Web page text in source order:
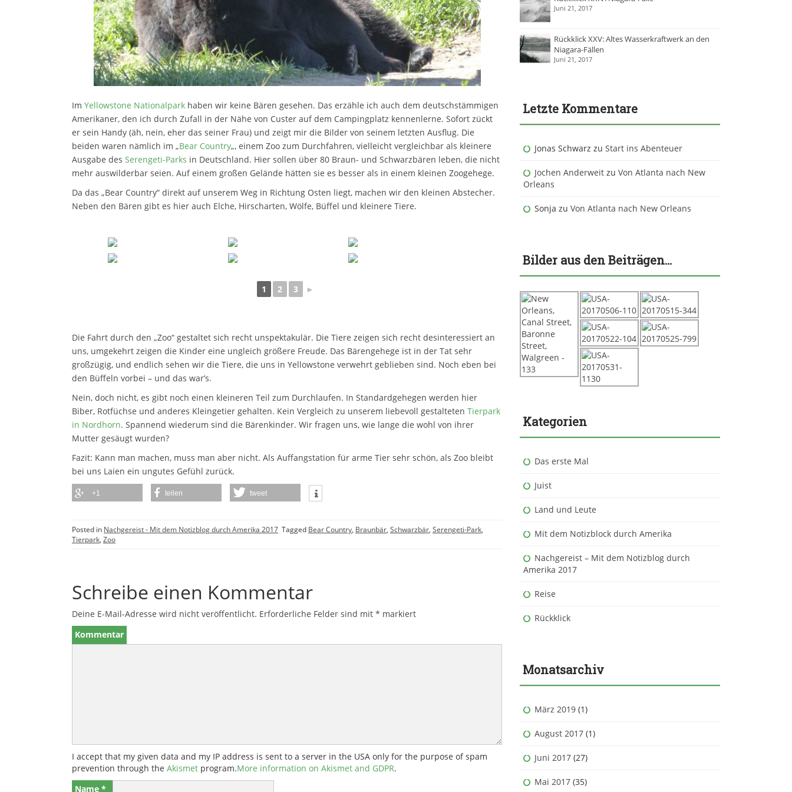
Im Yellowstone Nationalpark haben wir keine Bären gesehen. Das erzähle ich auch dem deutschstämmigen
Amerikaner, den ich durch Zufall in der Nähe von Custer auf dem Campingplatz kennenlerne. Sofort zückt
er sein Handy (äh, nein, eher das seiner Frau) und zeigt mir die Bilder von seinem letzten Ausflug. Die
beiden waren nämlich im „Bear Country„, einem Zoo zum Durchfahren, vielleicht vergleichbar als kleinere
Ausgabe des Serengeti-Parks in Deutschland. Hier sollen über 80 Braun- und Schwarzbären leben, die nicht
mehr auswilderbar seien. Auf einem großen Gelände hätten sie es besser als in einem kleinen Zoogehege.
Da das „Bear Country“ direkt auf unserem Weg in Richtung Osten liegt, machen wir den kleinen Abstecher.
Neben den Bären gibt es hier auch Elche, Hirscharten, Wölfe, Büffel und kleinere Tiere.
1 2 3 ►
Die Fahrt durch den „Zoo“ gestaltet sich recht unspektakulär. Die Tiere zeigen sich recht desinteressiert an
uns, umgekehrt zeigen die Kinder eine ungleich größere Freude. Das Bärengehege ist in der Tat sehr
großzügig, und endlich sehen wir die Tiere, die uns in Yellowstone verwehrt geblieben sind. Noch eben bei
den Büffeln vorbei – und das war’s.
Nein, doch nicht, es gibt noch einen kleineren Teil zum Durchlaufen. In Standardgehegen werden hier
Biber, Rotfüchse und anderes Kleingetier gehalten. Kein Vergleich zu unserem liebevoll gestalteten Tierpark
in Nordhorn. Spannend wiederum sind die Bärenkinder. Wir fragen uns, wie lange die wohl von ihrer
Mutter gesäugt wurden?
Fazit: Kann man machen, muss man aber nicht. Als Auffangstation für arme Tier sehr schön, als Zoo bleibt
bei uns Laien ein ungutes Gefühl zurück.
+1 teilen tweet
Posted in Nachgereist - Mit dem Notizblog durch Amerika 2017 Tagged Bear Country, Braunbär, Schwarzbär, Serengeti-Park,
Tierpark, Zoo
Schreibe einen Kommentar
Deine E-Mail-Adresse wird nicht veröffentlicht. Erforderliche Felder sind mit * markiert
Kommentar
I accept that my given data and my IP address is sent to a server in the USA only for the purpose of spam
prevention through the Akismet program.More information on Akismet and GDPR.
Name *
Juni 21, 2017
Rückklick XXV: Altes Wasserkraftwerk an den
Niagara-Fällen
Juni 21, 2017
Letzte Kommentare
Jonas Schwarz zu Start ins Abenteuer
Jochen Anderweit zu Von Atlanta nach New
Orleans
Sonja zu Von Atlanta nach New Orleans
Bilder aus den Beiträgen…
Kategorien
Das erste Mal
Juist
Land und Leute
Mit dem Notizblock durch Amerika
Nachgereist – Mit dem Notizblog durch
Amerika 2017
Reise
Rückklick
Monatsarchiv
März 2019 (1)
August 2017 (1)
Juni 2017 (27)
Mai 2017 (35)